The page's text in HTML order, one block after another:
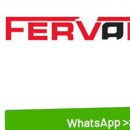
WhatsApp